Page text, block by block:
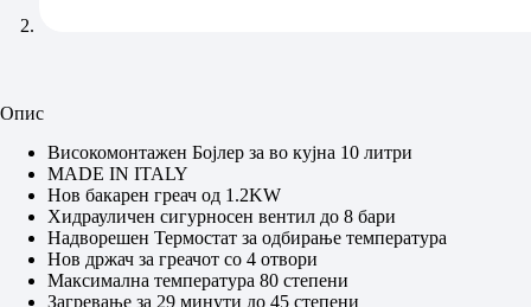
Опис
Високомонтажен Бојлер за во кујна 10 литри
MADE IN ITALY
Нов бакарен греач од 1.2KW
Хидрауличен сигурносен вентил до 8 бари
Надворешен Термостат за одбирање температура
Нов држач за греачот со 4 отвори
Максимална температура 80 степени
Загревање за 29 минути до 45 степени